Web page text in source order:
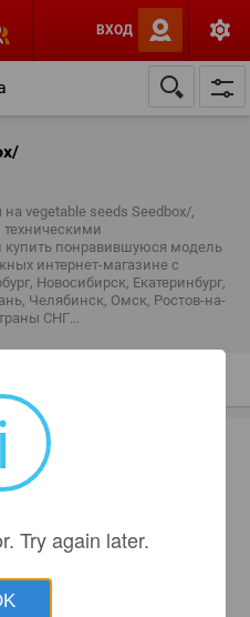
ВХОД
vegetable seeds Seedbox/,
купить понравившуюся модель
интернет-магазине с
Новосибирск, Екатеринбург,
Челябинск, Омск, Ростов-на-
СНГ...
i
Try again later.